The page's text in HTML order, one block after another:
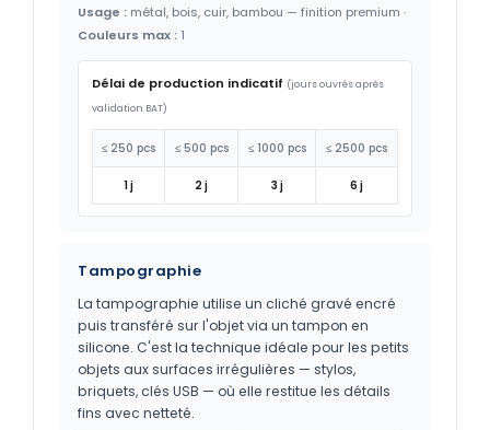
Usage : métal, bois, cuir, bambou — finition premium ·
Couleurs max : 1
Délai de production indicatif (jours ouvrés après
validation BAT)
≤ 250 pcs ≤ 500 pcs ≤ 1000 pcs ≤ 2500 pcs
1 j 2 j 3 j 6 j
Tampographie
La tampographie utilise un cliché gravé encré
puis transféré sur l'objet via un tampon en
silicone. C'est la technique idéale pour les petits
objets aux surfaces irrégulières — stylos,
briquets, clés USB — où elle restitue les détails
fins avec netteté.